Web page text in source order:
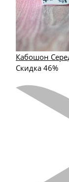
Кабошон
Скидка 46%